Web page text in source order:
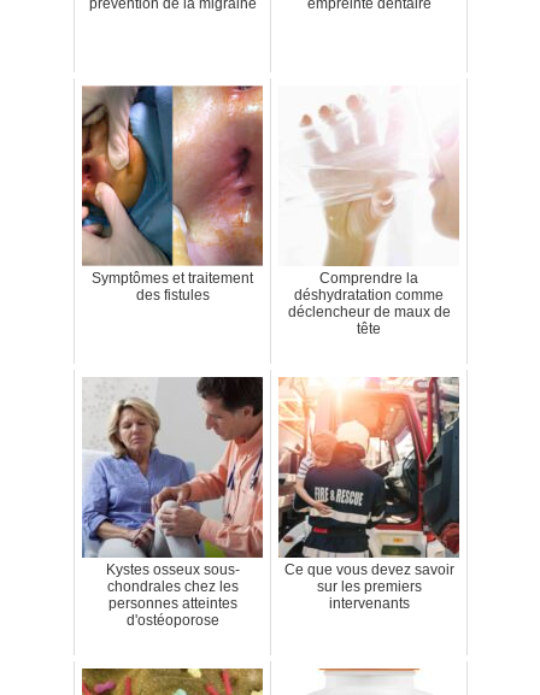
Symptômes et traitement
des fistules
Comprendre la
déshydratation comme
déclencheur de maux de
tête
Kystes osseux sous-
chondrales chez les
personnes atteintes
d'ostéoporose
Ce que vous devez savoir
sur les premiers
intervenants